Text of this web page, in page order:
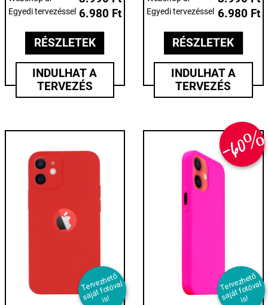
Egyedi tervezéssel 6.980 Ft
RÉSZLETEK
INDULHAT A
TERVEZÉS
Egyedi tervezéssel 6.980 Ft
RÉSZLETEK
INDULHAT A
TERVEZÉS
T
er
v
e
z
h
et
ő
s
aj
át f
ot
ó
v
al
i
s!
-
T
er
v
e
z
h
et
ő
s
aj
át f
ot
ó
v
al
i
s!